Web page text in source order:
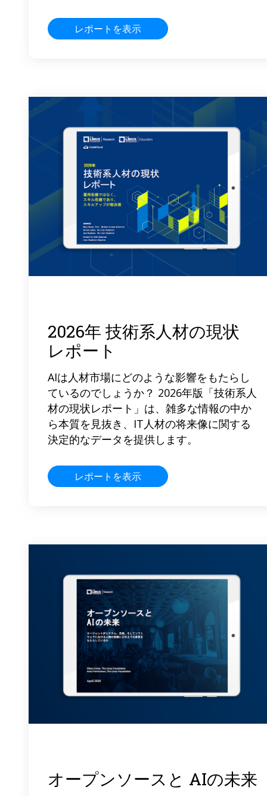
レポートを表示
2026年 技術系人材の現状
レポート
AIは人材市場にどのような影響をもたらし
ているのでしょうか？ 2026年版「技術系人
材の現状レポート」は、雑多な情報の中か
ら本質を見抜き、IT人材の将来像に関する
決定的なデータを提供します。
レポートを表示
オープンソースと AIの未来